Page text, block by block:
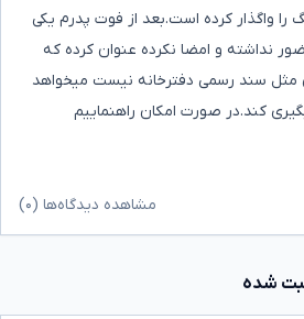
را واگذار کرده است.بعد از فوت پدرم یکی
نداشته و امضا نکرده عنوان کرده که
مثل سند رسمی دفترخانه نیست میخواهد
کند.در صورت امکان راهنماییم
مشاهده دیدگاه‌ها (۰)